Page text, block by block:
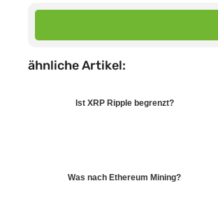
ähnliche Artikel:
Ist XRP Ripple begrenzt?
Was nach Ethereum Mining?